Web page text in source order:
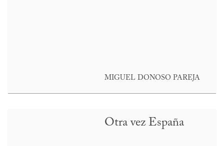
MIGUEL DONOSO PAREJA
Otra vez España